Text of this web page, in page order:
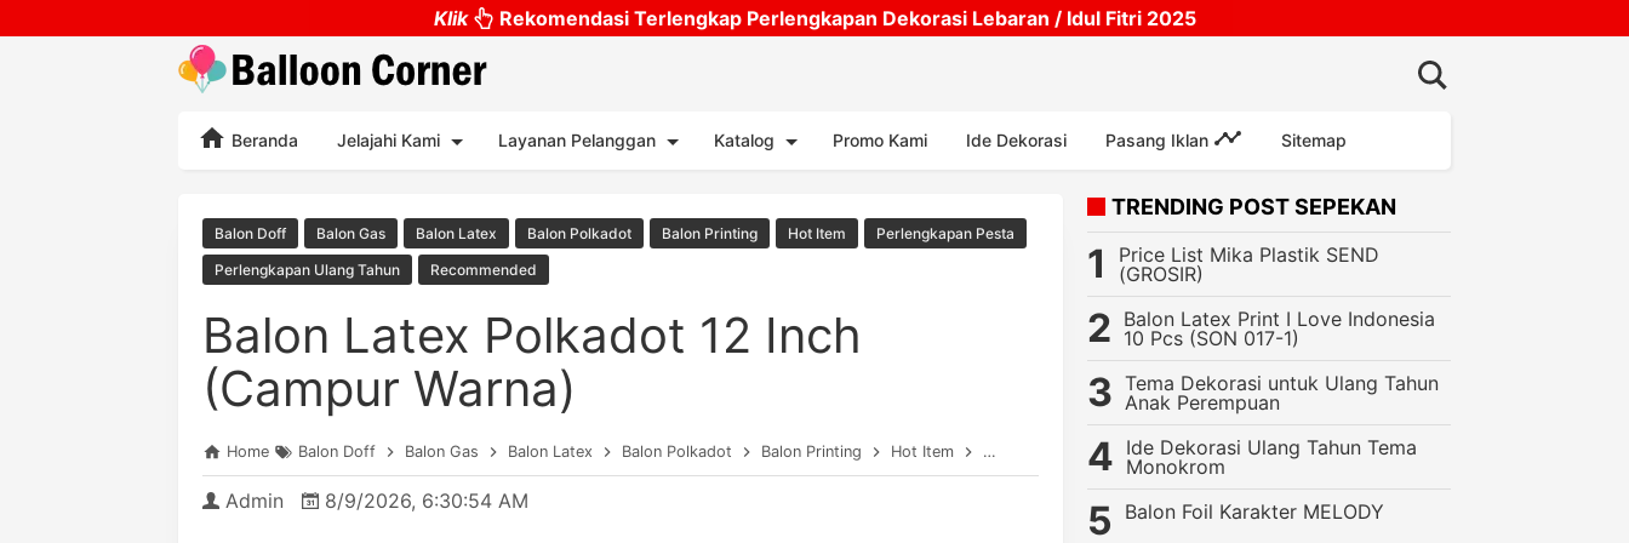
Skip to main content
Klik Rekomendasi Terlengkap Perlengkapan Dekorasi Lebaran / Idul Fitri 2025
Beranda Jelajahi Kami Layanan Pelanggan Katalog Promo Kami Ide Dekorasi Pasang Iklan Sitemap
Balon Doff Balon Gas Balon Latex Balon Polkadot Balon Printing Hot Item
Perlengkapan Pesta
Perlengkapan Ulang Tahun
Recommended
Balon Latex Polkadot 12 Inch
(Campur Warna)
Home Balon Doff Balon Gas Balon Latex Balon Polkadot Balon Printing Hot Item Perlengkapan Pesta Perlengkapan Ulang Tahun Recommended
Admin 8/9/2026, 6:30:54 AM
TRENDING POST SEPEKAN
Price List Mika Plastik SEND
(GROSIR)
Balon Latex Print I Love Indonesia
10 Pcs (SON 017-1)
Tema Dekorasi untuk Ulang Tahun
Anak Perempuan
Ide Dekorasi Ulang Tahun Tema
Monokrom
Balon Foil Karakter MELODY